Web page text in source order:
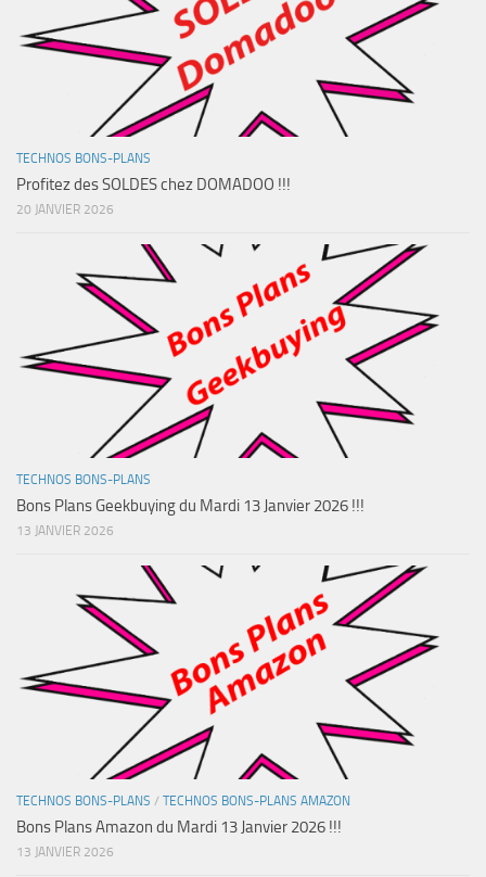
TECHNOS BONS-PLANS
Profitez des SOLDES chez DOMADOO !!!
20 JANVIER 2026
TECHNOS BONS-PLANS
Bons Plans Geekbuying du Mardi 13 Janvier 2026 !!!
13 JANVIER 2026
TECHNOS BONS-PLANS / TECHNOS BONS-PLANS AMAZON
Bons Plans Amazon du Mardi 13 Janvier 2026 !!!
13 JANVIER 2026